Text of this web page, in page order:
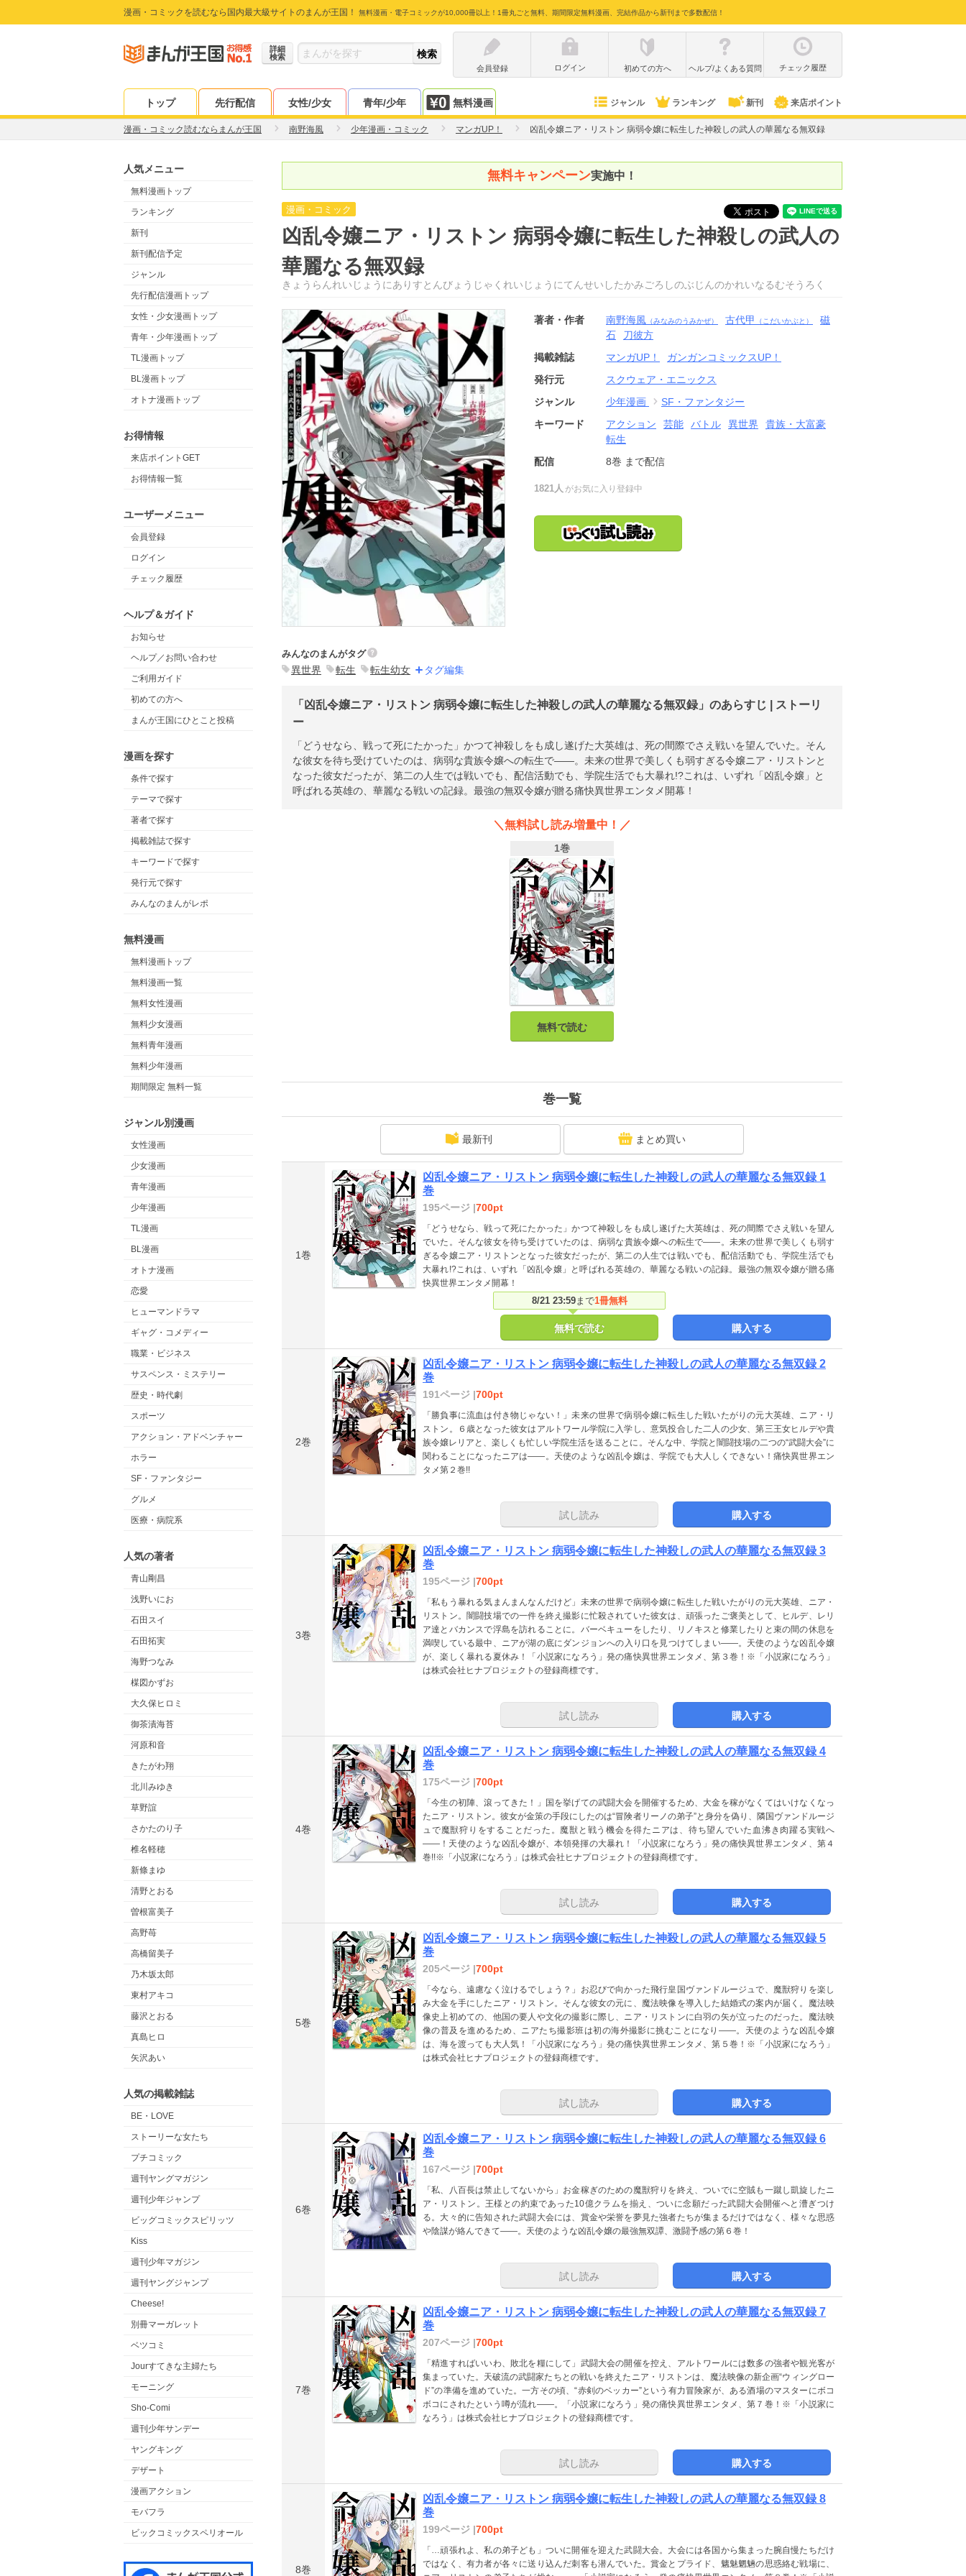
漫画・コミックを読むなら国内最大級サイトのまんが王国！ 無料漫画・電子コミックが10,000冊以上！1冊丸ごと無料、期間限定無料漫画、完結作品から新刊まで多数配信！
詳細
検索
会員登録
ログイン 初めての方へ ヘルプ/よくある質問 チェック履歴
トップ 先行配信 女性/少女 青年/少年 無料漫画 ジャンル ランキング 新刊 来店ポイント
漫画・コミック読むならまんが王国 南野海風 少年漫画・コミック マンガUP！ 凶乱令嬢ニア・リストン 病弱令嬢に転生した神殺しの武人の華麗なる無双録
人気メニュー
無料漫画トップ
ランキング
新刊
新刊配信予定
ジャンル
先行配信漫画トップ
女性・少女漫画トップ
青年・少年漫画トップ
TL漫画トップ
BL漫画トップ
オトナ漫画トップ
お得情報
来店ポイントGET
お得情報一覧
ユーザーメニュー
会員登録
ログイン
チェック履歴
ヘルプ＆ガイド
お知らせ
ヘルプ／お問い合わせ
ご利用ガイド
初めての方へ
まんが王国にひとこと投稿
漫画を探す
条件で探す
テーマで探す
著者で探す
掲載雑誌で探す
キーワードで探す
発行元で探す
みんなのまんがレポ
無料漫画
無料漫画トップ
無料漫画一覧
無料女性漫画
無料少女漫画
無料青年漫画
無料少年漫画
期間限定 無料一覧
ジャンル別漫画
女性漫画
少女漫画
青年漫画
少年漫画
TL漫画
BL漫画
オトナ漫画
恋愛
ヒューマンドラマ
ギャグ・コメディー
職業・ビジネス
サスペンス・ミステリー
歴史・時代劇
スポーツ
アクション・アドベンチャー
ホラー
SF・ファンタジー
グルメ
医療・病院系
人気の著者
青山剛昌
浅野いにお
石田スイ
石田拓実
海野つなみ
楳図かずお
大久保ヒロミ
御茶漬海苔
河原和音
きたがわ翔
北川みゆき
草野誼
さかたのり子
椎名軽穂
新條まゆ
清野とおる
曽根富美子
高野苺
高橋留美子
乃木坂太郎
東村アキコ
藤沢とおる
真島ヒロ
矢沢あい
人気の掲載雑誌
BE・LOVE
ストーリーな女たち
プチコミック
週刊ヤングマガジン
週刊少年ジャンプ
ビッグコミックスピリッツ
Kiss
週刊少年マガジン
週刊ヤングジャンプ
Cheese!
別冊マーガレット
ベツコミ
Jourすてきな主婦たち
モーニング
Sho-Comi
週刊少年サンデー
ヤングキング
デザート
漫画アクション
モバフラ
ビックコミックスペリオール
無料キャンペーン実施中！
漫画・コミック
凶乱令嬢ニア・リストン 病弱令嬢に転生した神殺しの武人の
華麗なる無双録
きょうらんれいじょうにありすとんびょうじゃくれいじょうにてんせいしたかみごろしのぶじんのかれいなるむそうろく
著者・作者 南野海風 （みなみのうみかぜ） 古代甲 （こだいかぶと）
磁
石
刀彼方
掲載雑誌
マンガUP！
ガンガンコミックスUP！
発行元
スクウェア・エニックス
ジャンル
少年漫画
SF・ファンタジー
キーワード
アクション 芸能 バトル 異世界
貴族・大富豪
転生
配信
8巻 まで配信
1821人 がお気に入り登録中
みんなのまんがタグ
異世界 転生 転生幼女 タグ編集
「凶乱令嬢ニア・リストン 病弱令嬢に転生した神殺しの武人の華麗なる無双録」のあらすじ | ストーリ
ー
「どうせなら、戦って死にたかった」かつて神殺しをも成し遂げた大英雄は、死の間際でさえ戦いを望んでいた。そん
な彼女を待ち受けていたのは、病弱な貴族令嬢への転生で――。未来の世界で美しくも弱すぎる令嬢ニア・リストンと
なった彼女だったが、第二の人生では戦いでも、配信活動でも、学院生活でも大暴れ!?これは、いずれ「凶乱令嬢」と
呼ばれる英雄の、華麗なる戦いの記録。最強の無双令嬢が贈る痛快異世界エンタメ開幕！
＼無料試し読み増量中！／
1巻
無料で読む
巻一覧
最新刊 まとめ買い
1巻
凶乱令嬢ニア・リストン 病弱令嬢に転生した神殺しの武人の華麗なる無双録 1
巻
195ページ |700pt
「どうせなら、戦って死にたかった」かつて神殺しをも成し遂げた大英雄は、死の間際でさえ戦いを望ん
でいた。そんな彼女を待ち受けていたのは、病弱な貴族令嬢への転生で――。未来の世界で美しくも弱す
ぎる令嬢ニア・リストンとなった彼女だったが、第二の人生では戦いでも、配信活動でも、学院生活でも
大暴れ!?これは、いずれ「凶乱令嬢」と呼ばれる英雄の、華麗なる戦いの記録。最強の無双令嬢が贈る痛
快異世界エンタメ開幕！
8/21 23:59まで1冊無料
無料で読む 購入する
2巻
凶乱令嬢ニア・リストン 病弱令嬢に転生した神殺しの武人の華麗なる無双録 2
巻
191ページ |700pt
「勝負事に流血は付き物じゃない！」未来の世界で病弱令嬢に転生した戦いたがりの元大英雄、ニア・リ
ストン。６歳となった彼女はアルトワール学院に入学し、意気投合した二人の少女、第三王女ヒルデや貴
族令嬢レリアと、楽しくも忙しい学院生活を送ることに。そんな中、学院と闇闘技場の二つの“武闘大会”に
関わることになったニアは――。天使のような凶乱令嬢は、学院でも大人しくできない！痛快異世界エン
タメ第２巻!!
試し読み 購入する
3巻
凶乱令嬢ニア・リストン 病弱令嬢に転生した神殺しの武人の華麗なる無双録 3
巻
195ページ |700pt
「私もう暴れる気まんまんなんだけど」未来の世界で病弱令嬢に転生した戦いたがりの元大英雄、ニア・
リストン。闇闘技場での一件を終え撮影に忙殺されていた彼女は、頑張ったご褒美として、ヒルデ、レリ
ア達とバカンスで浮島を訪れることに。バーベキューをしたり、リノキスと修業したりと束の間の休息を
満喫している最中、ニアが湖の底にダンジョンへの入り口を見つけてしまい――。天使のような凶乱令嬢
が、楽しく暴れる夏休み！「小説家になろう」発の痛快異世界エンタメ、第３巻！※「小説家になろう」
は株式会社ヒナプロジェクトの登録商標です。
試し読み 購入する
4巻
凶乱令嬢ニア・リストン 病弱令嬢に転生した神殺しの武人の華麗なる無双録 4
巻
175ページ |700pt
「今生の初陣、滾ってきた！」国を挙げての武闘大会を開催するため、大金を稼がなくてはいけなくなっ
たニア・リストン。彼女が金策の手段にしたのは“冒険者リーノの弟子”と身分を偽り、隣国ヴァンドルージ
ュで魔獣狩りをすることだった。魔獣と戦う機会を得たニアは、待ち望んでいた血沸き肉躍る実戦へ
――！天使のような凶乱令嬢が、本領発揮の大暴れ！「小説家になろう」発の痛快異世界エンタメ、第４
巻!!※「小説家になろう」は株式会社ヒナプロジェクトの登録商標です。
試し読み 購入する
5巻
凶乱令嬢ニア・リストン 病弱令嬢に転生した神殺しの武人の華麗なる無双録 5
巻
205ページ |700pt
「今なら、遠慮なく泣けるでしょう？」お忍びで向かった飛行皇国ヴァンドルージュで、魔獣狩りを楽し
み大金を手にしたニア・リストン。そんな彼女の元に、魔法映像を導入した結婚式の案内が届く。魔法映
像史上初めての、他国の要人や文化の撮影に際し、ニア・リストンに白羽の矢が立ったのだった。魔法映
像の普及を進めるため、ニアたち撮影班は初の海外撮影に挑むことになり――。天使のような凶乱令嬢
は、海を渡っても大人気！「小説家になろう」発の痛快異世界エンタメ、第５巻！※「小説家になろう」
は株式会社ヒナプロジェクトの登録商標です。
試し読み 購入する
6巻
凶乱令嬢ニア・リストン 病弱令嬢に転生した神殺しの武人の華麗なる無双録 6
巻
167ページ |700pt
「私、八百長は禁止してないから」お金稼ぎのための魔獣狩りを終え、ついでに空賊も一蹴し凱旋したニ
ア・リストン。王様との約束であった10億クラムを揃え、ついに念願だった武闘大会開催へと漕ぎつけ
る。大々的に告知された武闘大会には、賞金や栄誉を夢見た強者たちが集まるだけではなく、様々な思惑
や陰謀が絡んできて――。天使のような凶乱令嬢の最強無双譚、激闘予感の第６巻！
試し読み 購入する
7巻
凶乱令嬢ニア・リストン 病弱令嬢に転生した神殺しの武人の華麗なる無双録 7
巻
207ページ |700pt
「精進すればいいわ、敗北を糧にして」武闘大会の開催を控え、アルトワールには数多の強者や観光客が
集まっていた。天破流の武闘家たちとの戦いを終えたニア・リストンは、魔法映像の新企画“ウィングロー
ド”の準備を進めていた。一方その頃、“赤剣のベッカー”という有力冒険家が、ある酒場のマスターにボコ
ボコにされたという噂が流れ――。「小説家になろう」発の痛快異世界エンタメ、第７巻！※「小説家に
なろう」は株式会社ヒナプロジェクトの登録商標です。
試し読み 購入する
8巻
凶乱令嬢ニア・リストン 病弱令嬢に転生した神殺しの武人の華麗なる無双録 8
巻
199ページ |700pt
「…頑張れよ、私の弟子ども」ついに開催を迎えた武闘大会。大会には各国から集まった腕自慢たちだけ
ではなく、有力者が各々に送り込んだ刺客も潜んでいた。賞金とプライド、魑魅魍魎の思惑絡む戦場に、